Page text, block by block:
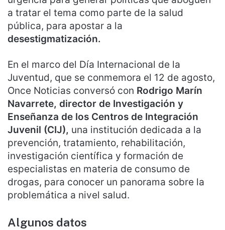
a tratar el tema como parte de la salud
pública, para apostar a la
desestigmatización.
En el marco del Día Internacional de la
Juventud, que se conmemora el 12 de agosto,
Once Noticias conversó con Rodrigo Marín
Navarrete, director de Investigación y
Enseñanza de los Centros de Integración
Juvenil (CIJ), una institución dedicada a la
prevención, tratamiento, rehabilitación,
investigación científica y formación de
especialistas en materia de consumo de
drogas, para conocer un panorama sobre la
problemática a nivel salud.
Algunos datos